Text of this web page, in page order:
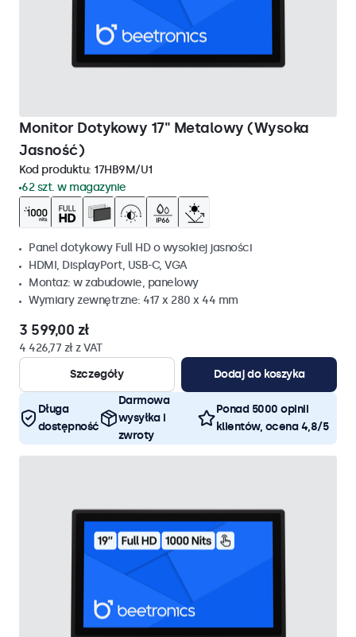
Monitor Dotykowy 17" Metalowy (Wysoka
Jasność)
Kod produktu: 17HB9M/U1
62 szt. w magazynie
Panel dotykowy Full HD o wysokiej jasności
HDMI, DisplayPort, USB-C, VGA
Montaz: w zabudowie, panelowy
Wymiary zewnętrzne: 417 x 280 x 44 mm
3 599,00 zł
4 426,77 zł z VAT
Szczegóły
Dodaj do koszyka
Długa
dostępność
Darmowa
wysyłka i
zwroty
Ponad 5000 opinii
klientów, ocena 4,8/5